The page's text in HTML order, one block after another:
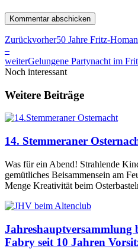
Zurückvorher50 Jahre Fritz-
–
weiterGelungene Partynacht im
Noch interessant
Weitere Beiträge
14. Stemmeraner
Was für ein Abend! Strahlende
gemütliches Beisammensein am
Menge Kreativität beim
Fabry seit 10 Jahren